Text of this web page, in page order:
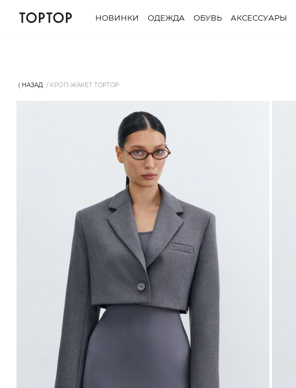
НОВИНКИ ОДЕЖДА ОБУВЬ АКСЕССУАРЫ
⟨ НАЗАД КРОП-ЖАКЕТ TOPTOP